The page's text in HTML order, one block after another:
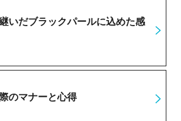
いだブラックパールに込めた感
のマナーと心得